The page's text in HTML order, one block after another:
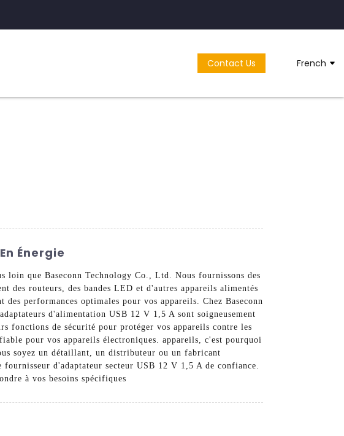
Contact Us French
Énergie
loin que Baseconn Technology Co., Ltd. Nous fournissons des
des routeurs, des bandes LED et d'autres appareils alimentés
performances optimales pour vos appareils. Chez Baseconn
d'alimentation USB 12 V 1,5 A sont soigneusement
fonctions de sécurité pour protéger vos appareils contre les
pour vos appareils électroniques. appareils, c'est pourquoi
soyez un détaillant, un distributeur ou un fabricant
d'adaptateur secteur USB 12 V 1,5 A de confiance.
à vos besoins spécifiques